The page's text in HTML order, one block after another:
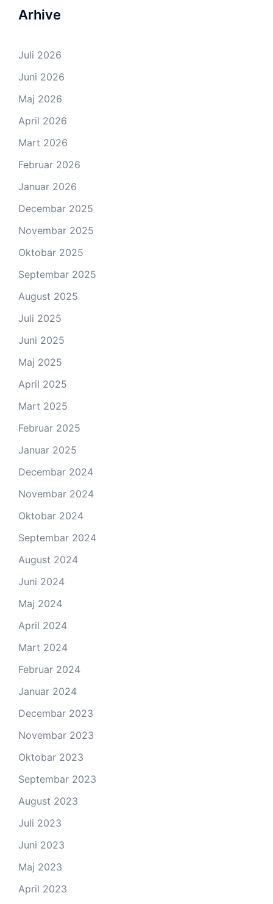
Arhive
Juli 2026
Juni 2026
Maj 2026
April 2026
Mart 2026
Februar 2026
Januar 2026
Decembar 2025
Novembar 2025
Oktobar 2025
Septembar 2025
August 2025
Juli 2025
Juni 2025
Maj 2025
April 2025
Mart 2025
Februar 2025
Januar 2025
Decembar 2024
Novembar 2024
Oktobar 2024
Septembar 2024
August 2024
Juni 2024
Maj 2024
April 2024
Mart 2024
Februar 2024
Januar 2024
Decembar 2023
Novembar 2023
Oktobar 2023
Septembar 2023
August 2023
Juli 2023
Juni 2023
Maj 2023
April 2023